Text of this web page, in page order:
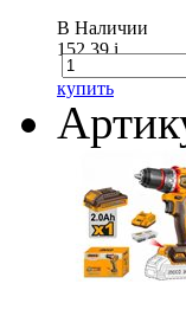
В Наличии
152.39i
купить